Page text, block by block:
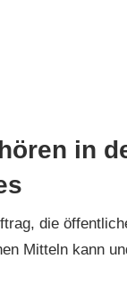
in
die
Mitteln kann